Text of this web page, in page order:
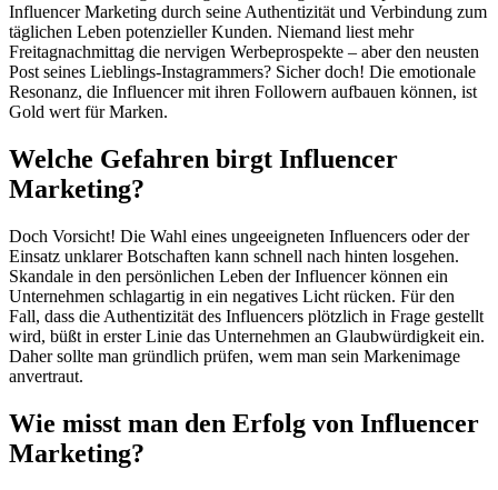
Influencer Marketing durch seine Authentizität und Verbindung zum
täglichen Leben potenzieller Kunden. Niemand liest mehr
Freitagnachmittag die nervigen Werbeprospekte – aber den neusten
Post seines Lieblings-Instagrammers? Sicher doch! Die emotionale
Resonanz, die Influencer mit ihren Followern aufbauen können, ist
Gold wert für Marken.
Welche Gefahren birgt Influencer
Marketing?
Doch Vorsicht! Die Wahl eines ungeeigneten Influencers oder der
Einsatz unklarer Botschaften kann schnell nach hinten losgehen.
Skandale in den persönlichen Leben der Influencer können ein
Unternehmen schlagartig in ein negatives Licht rücken. Für den
Fall, dass die Authentizität des Influencers plötzlich in Frage gestellt
wird, büßt in erster Linie das Unternehmen an Glaubwürdigkeit ein.
Daher sollte man gründlich prüfen, wem man sein Markenimage
anvertraut.
Wie misst man den Erfolg von Influencer
Marketing?